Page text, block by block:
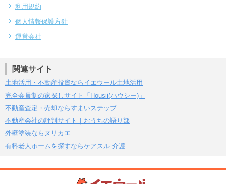
利用規約
個人情報保護方針
運営会社
関連サイト
土地活用・不動産投資ならイエウール土地活用
完全会員制の家探しサイト「Housii(ハウシー)」
不動産査定・売却ならすまいステップ
不動産会社の評判サイト｜おうちの語り部
外壁塗装ならヌリカエ
有料老人ホームを探すならケアスル 介護